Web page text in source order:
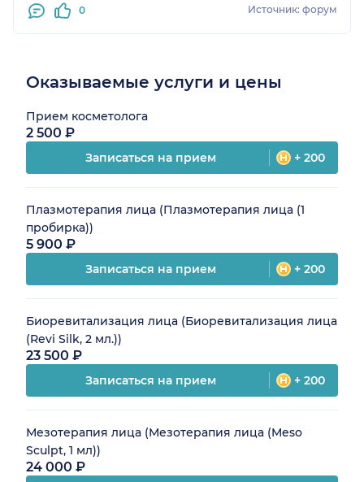
назначила курс лечения по анализам. Я уже вижу
0 Источник: форум
Оказываемые услуги и цены
Прием косметолога
2 500 ₽
Записаться на прием + 200
Плазмотерапия лица (Плазмотерапия лица (1
пробирка))
5 900 ₽
Записаться на прием + 200
Биоревитализация лица (Биоревитализация лица
(Revi Silk, 2 мл.))
23 500 ₽
Записаться на прием + 200
Мезотерапия лица (Мезотерапия лица (Meso
Sculpt, 1 мл))
24 000 ₽